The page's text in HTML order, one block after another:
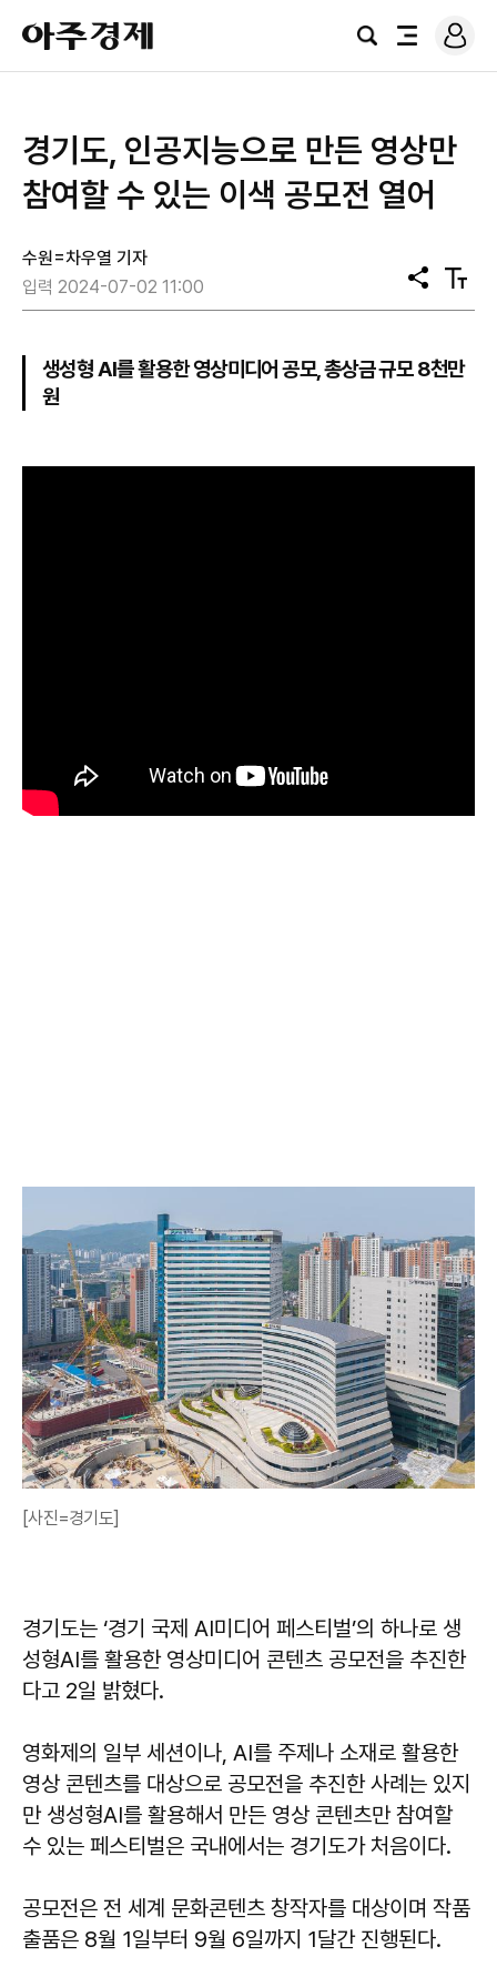
아
주
경
검
전
로
그
경기도, 인공지능으로 만든 영상만
참여할 수 있는 이색 공모전 열어
수원=차우열 기자
입력 2024-07-02 11:00
공
유
텍
스
기
생성형 AI를 활용한 영상미디어 공모, 총상금 규모 8천만
원
[사진=경기도]
경기도는 ‘경기 국제 AI미디어 페스티벌’의 하나로 생
성형AI를 활용한 영상미디어 콘텐츠 공모전을 추진한
다고 2일 밝혔다.
영화제의 일부 세션이나, AI를 주제나 소재로 활용한
영상 콘텐츠를 대상으로 공모전을 추진한 사례는 있지
만 생성형AI를 활용해서 만든 영상 콘텐츠만 참여할
수 있는 페스티벌은 국내에서는 경기도가 처음이다.
공모전은 전 세계 문화콘텐츠 창작자를 대상이며 작품
출품은 8월 1일부터 9월 6일까지 1달간 진행된다.